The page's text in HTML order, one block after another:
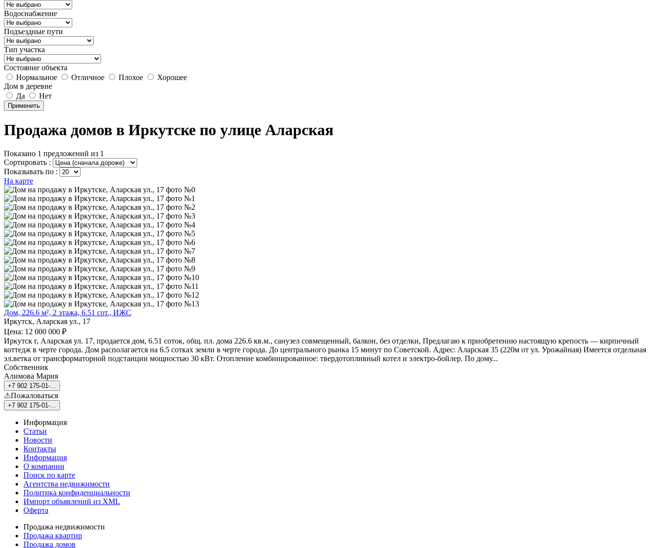
Водоснабжение
Подъездные пути
Тип участка
Состояние объекта
Нормальное
Отличное Плохое
Хорошее
Дом в деревне
Да
Нет
Применить
Продажа домов в Иркутске по yлице Аларская
Показано 1 предложений из 1
Сортировать :
Показывать по :
На карте
Дом, 226.6 м², 2 этажа, 6.51 сот., ИЖС
Иркутск, Аларская ул., 17
Цена: 12 000 000 ₽
Иркутск г, Аларская ул. 17, продается дом, 6.51 соток, общ. пл. дома 226.6 кв.м., санузел совмещенный, балкон, без отделки, Предлагаю к приобретению настоящую крепость — кирпичный
коттедж в черте города. Дом располагается на 6.5 сотках земли в черте города. До центрального рынка 15 минут по Советской. Адрес: Аларская 35 (220м от ул. Урожайная) Имеется отдельная
эл.ветка от трансформаторной подстанции мощностью 30 кВт. Отопление комбинированное: твердотопливный котел и электро-бойлер. По дому...
Собственник
Алимова Мария
+7 902 175-01-...
⚠Пожаловаться
+7 902 175-01-...
Информация
Статьи
Новости
Контакты
Информация
О компании
Поиск по карте
Агентства недвижимости
Политика конфиденциальности
Импорт объявлений из XML
Оферта
Продажа недвижимости
Продажа квартир
Продажа домов